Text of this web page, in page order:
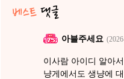
아블주세요
이사람 아이디 알아
냥게에서도 생냥에